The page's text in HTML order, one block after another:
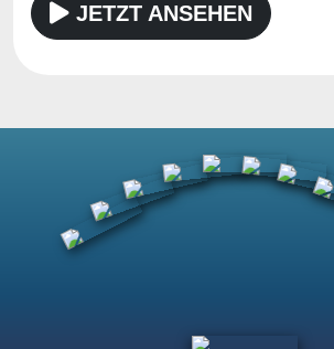
JETZT ANSEHEN